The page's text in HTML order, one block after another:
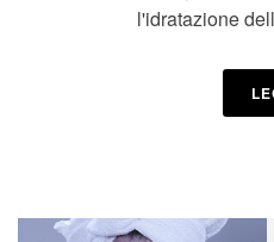
l'idratazione